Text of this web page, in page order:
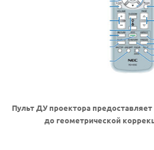
Пульт ДУ проектора
до геометрической